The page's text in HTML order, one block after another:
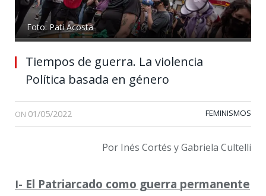
Foto: Pati Acosta
Tiempos de guerra. La violencia
Política basada en género
ON 01/05/2022 FEMINISMOS
Por Inés Cortés y Gabriela Cultelli
I- El Patriarcado como guerra permanente